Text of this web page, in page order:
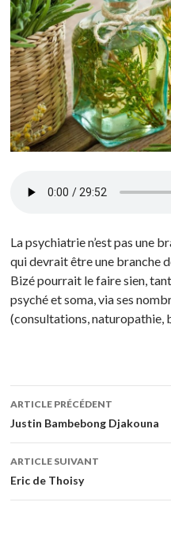
La psychiatrie n’est pas une
qui devrait être une branche
Bizé pourrait le faire sien,
psyché et soma, via ses
(consultations, naturopathie,
Navigation
des
articles
ARTICLE PRÉCÉDENT
Justin Bambebong Djakouna
ARTICLE SUIVANT
Eric de Thoisy